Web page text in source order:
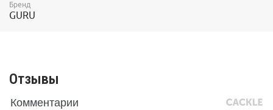
Вес - 20 грамм.
Бренд
GURU
Отзывы
Комментарии